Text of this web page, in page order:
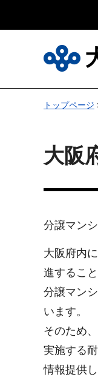
トップページ
大阪
分譲マン
大阪府内
進するこ
分譲マン
います。
そのため
実施する
情報提供